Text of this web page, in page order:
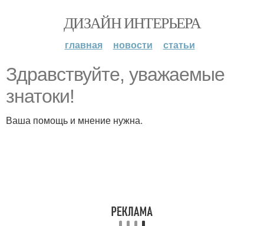
ДИЗАЙН ИНТЕРЬЕРА
главная новости статьи
Здравствуйте, уважаемые
знатоки!
Ваша помощь и мнение нужна.